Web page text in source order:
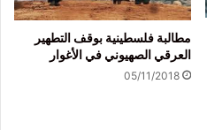
مطالبة فلسطينية بوقف التطهير
العرقي الصهيوني في الأغوار
05/11/2018